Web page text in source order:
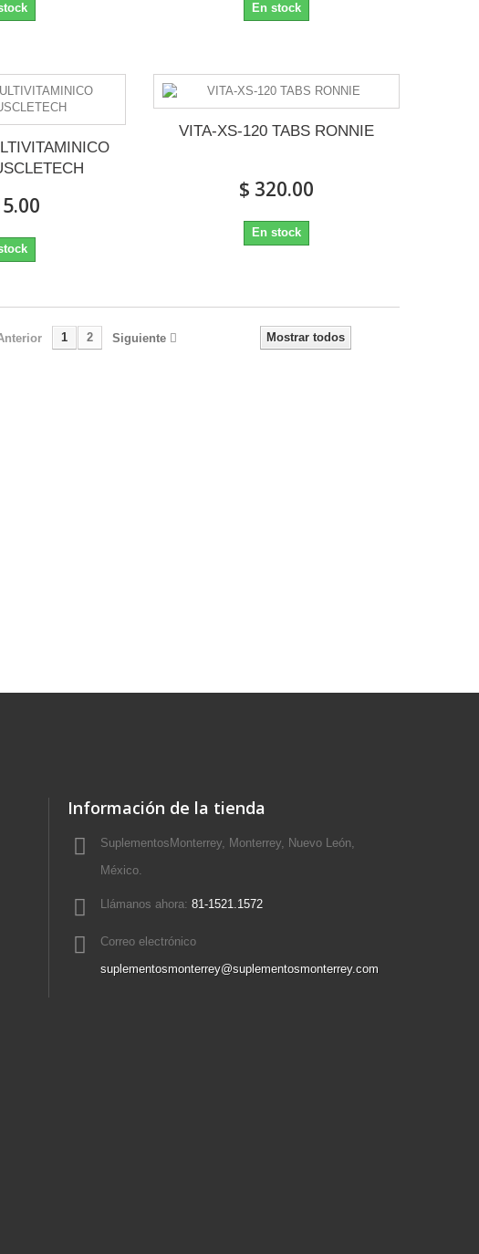
En stock
VITA-XS-120 TABS RONNIE
$ 320.00
En stock
Mostrar todos
1 2 Siguiente
Información de la tienda
SuplementosMonterrey, Monterrey, Nuevo León,
México.
Llámanos ahora: 81-1521.1572
Correo electrónico
suplementosmonterrey@suplementosmonterrey.com